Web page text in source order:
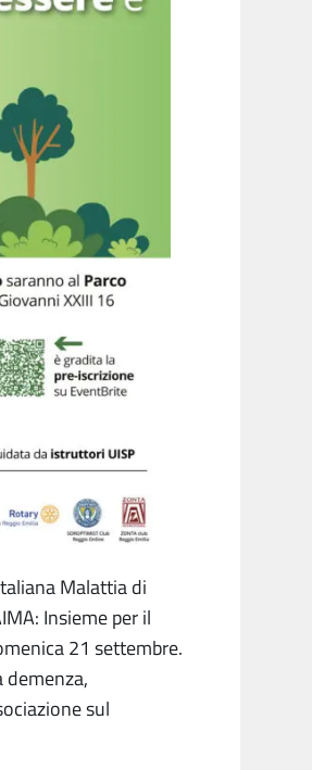
Malattia di
Insieme per il
21 settembre.
demenza,
sul